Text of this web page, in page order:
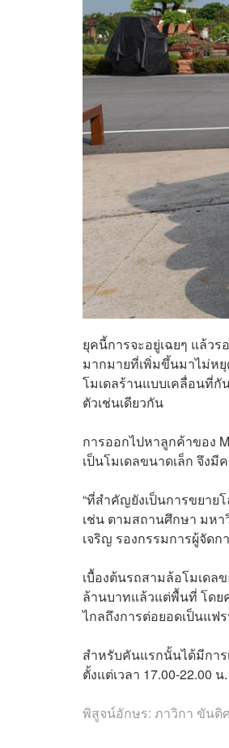
ยุคนี้การจะอยู่เฉยๆ แล้ว
มากมายที่เพิ่มขึ้นมาไม่หยุ
โมเดลร้านแบบเคลื่อนที่กั
ตัวเช่นเดียวกัน
การออกไปหาลูกค้าของ
เป็นโมเดลขนาดเล็ก จึง
“ที่สำคัญยังเป็นการขยาย
เช่น ตามสถานศึกษา มห
เจริญ รองกรรมการผู้จัด
เบื้องต้นรถสามล้อโมเดล
ล้านบาทแล้วแต่พื้นที่ โดย
ไกลถึงการต่อยอดเป็นแฟ
สำหรับคันแรกนั้นได้มีการ
ตั้งแต่เวลา 17.00-22.00
พิสูจน์อักษร: ภาวิกา ขันติ